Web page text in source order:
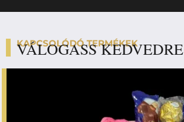
KAPCSOLÓDÓ TERMÉKEK
VÁLOGASS KEDVEDRE